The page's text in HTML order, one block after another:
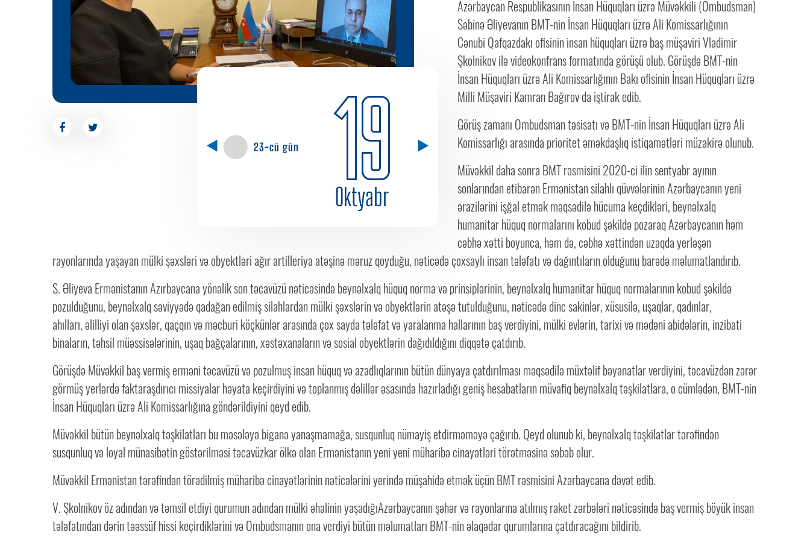
23-cü gün 19
Oktyabr
Azərbaycan Respublikasının İnsan Hüquqları üzrə Müvəkkili (Ombudsman)
Səbinə Əliyevanın BMT-nin İnsan Hüquqları üzrə Ali Komissarlığının
Cənubi Qafqazdakı ofisinin insan hüquqları üzrə baş müşaviri Vladimir
Şkolnikov ilə videokonfrans formatında görüşü olub. Görüşdə BMT-nin
İnsan Hüquqları üzrə Ali Komissarlığının Bakı ofisinin İnsan Hüquqları üzrə
Milli Müşaviri Kamran Bağırov da iştirak edib.
Görüş zamanı Ombudsman təsisatı və BMT-nin İnsan Hüquqları üzrə Ali
Komissarlığı arasında prioritet əməkdaşlıq istiqamətləri müzakirə olunub.
Müvəkkil daha sonra BMT rəsmisini 2020-ci ilin sentyabr ayının
sonlarından etibarən Ermənistan silahlı qüvvələrinin Azərbaycanın yeni
ərazilərini işğal etmək məqsədilə hücuma keçdikləri, beynəlxalq
humanitar hüquq normalarını kobud şəkildə pozaraq Azərbaycanın həm
cəbhə xətti boyunca, həm də, cəbhə xəttindən uzaqda yerləşən
rayonlarında yaşayan mülki şəxsləri və obyektləri ağır artilleriya atəşinə məruz qoyduğu, nəticədə çoxsaylı insan tələfatı və dağıntıların olduğunu barədə məlumatlandırıb.
S. Əliyeva Ermənistanın Azırbaycana yönəlik son təcavüzü nəticəsində beynəlxalq hüquq norma və prinsiplərinin, beynəlxalq humanitar hüquq normalarının kobud şəkildə
pozulduğunu, beynəlxalq səviyyədə qadağan edilmiş silahlardan mülki şəxslərin və obyektlərin atəşə tutulduğunu, nəticədə dinc sakinlər, xüsusilə, uşaqlar, qadınlar,
ahılları, əlilliyi olan şəxslər, qaçqın və məcburi köçkünlər arasında çox sayda tələfat və yaralanma hallarının baş verdiyini, mülki evlərin, tarixi və mədəni abidələrin, inzibati
binaların, təhsil müəssisələrinin, uşaq bağçalarının, xəstəxanaların və sosial obyektlərin dağıdıldığını diqqətə çatdırıb.
Görüşdə Müvəkkil baş vermiş erməni təcavüzü və pozulmuş insan hüquq və azadlıqlarının bütün dünyaya çatdırılması məqsədilə müxtəlif bəyanatlar verdiyini, təcavüzdən zərər
görmüş yerlərdə faktaraşdırıcı missiyalar həyata keçirdiyini və toplanmış dəlillər əsasında hazırladığı geniş hesabatların müvafiq beynəlxalq təşkilatlara, o cümlədən, BMT-nin
İnsan Hüquqları üzrə Ali Komissarlığına göndərildiyini qeyd edib.
Müvəkkil bütün beynəlxalq təşkilatları bu məsələyə biganə yanaşmamağa, susqunluq nümayiş etdirməməyə çağırıb. Qeyd olunub ki, beynəlxalq təşkilatlar tərəfindən
susqunluq və loyal münasibətin göstərilməsi təcavüzkar ölkə olan Ermənistanın yeni yeni müharibə cinayətləri törətməsinə səbəb olur.
Müvəkkil Ermənistan tərəfindən törədilmiş müharibə cinayətlərinin nəticələrini yerində müşahidə etmək üçün BMT rəsmisini Azərbaycana dəvət edib.
V. Şkolnikov öz adından və təmsil etdiyi qurumun adından mülki əhalinin yaşadığıAzərbaycanın şəhər və rayonlarına atılmış raket zərbələri nəticəsində baş vermiş böyük insan
tələfatından dərin təəssüf hissi keçirdiklərini və Ombudsmanın ona verdiyi bütün məlumatları BMT-nin əlaqədar qurumlarına çatdıracağını bildirib.